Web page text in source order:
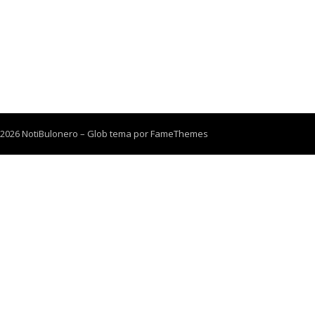
NotiBulonero – Glob tema porFameThemes